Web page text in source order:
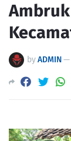
byADMIN—